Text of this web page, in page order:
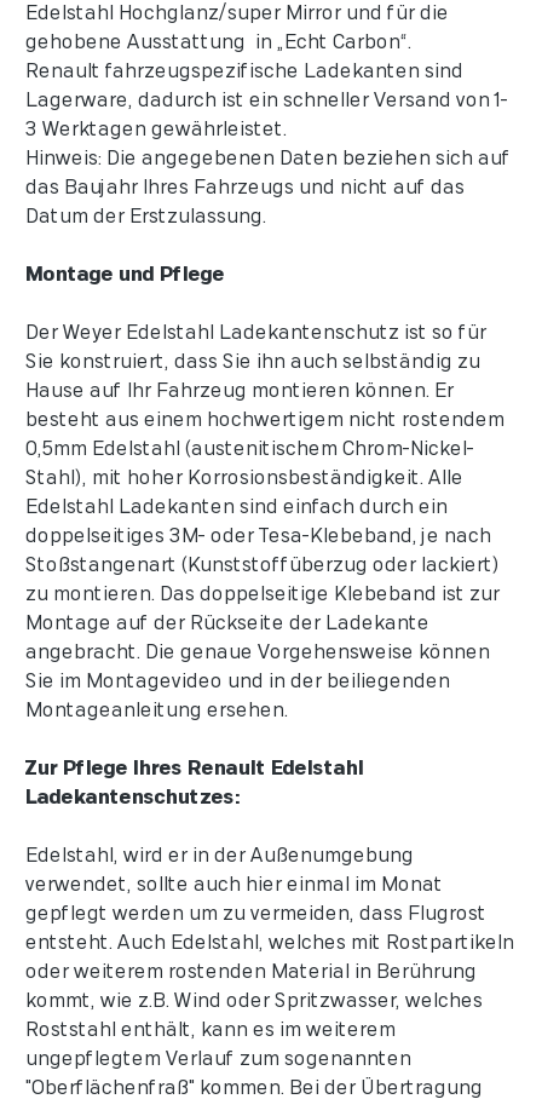
Edelstahl Hochglanz/super Mirror und für die
gehobene Ausstattung in „Echt Carbon“.
Renault fahrzeugspezifische Ladekanten sind
Lagerware, dadurch ist ein schneller Versand von 1-
3 Werktagen gewährleistet.
Hinweis: Die angegebenen Daten beziehen sich auf
das Baujahr Ihres Fahrzeugs und nicht auf das
Datum der Erstzulassung.
Montage und Pflege
Der Weyer Edelstahl Ladekantenschutz ist so für
Sie konstruiert, dass Sie ihn auch selbständig zu
Hause auf Ihr Fahrzeug montieren können. Er
besteht aus einem hochwertigem nicht rostendem
0,5mm Edelstahl (austenitischem Chrom-Nickel-
Stahl), mit hoher Korrosionsbeständigkeit. Alle
Edelstahl Ladekanten sind einfach durch ein
doppelseitiges 3M- oder Tesa-Klebeband, je nach
Stoßstangenart (Kunststoffüberzug oder lackiert)
zu montieren. Das doppelseitige Klebeband ist zur
Montage auf der Rückseite der Ladekante
angebracht. Die genaue Vorgehensweise können
Sie im Montagevideo und in der beiliegenden
Montageanleitung ersehen.
Zur Pflege Ihres Renault Edelstahl
Ladekantenschutzes:
Edelstahl, wird er in der Außenumgebung
verwendet, sollte auch hier einmal im Monat
gepflegt werden um zu vermeiden, dass Flugrost
entsteht. Auch Edelstahl, welches mit Rostpartikeln
oder weiterem rostenden Material in Berührung
kommt, wie z.B. Wind oder Spritzwasser, welches
Roststahl enthält, kann es im weiterem
ungepflegtem Verlauf zum sogenannten
"Oberflächenfraß" kommen. Bei der Übertragung